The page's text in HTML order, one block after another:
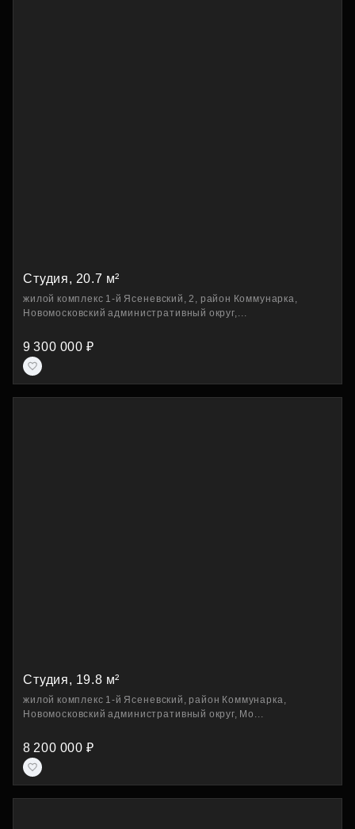
Студия, 20.7 м²
жилой комплекс 1-й Ясеневский, 2, район Коммунарка,
Новомосковский административный округ,...
9 300 000 ₽
Студия, 19.8 м²
жилой комплекс 1-й Ясеневский, район Коммунарка,
Новомосковский административный округ, Мо...
8 200 000 ₽